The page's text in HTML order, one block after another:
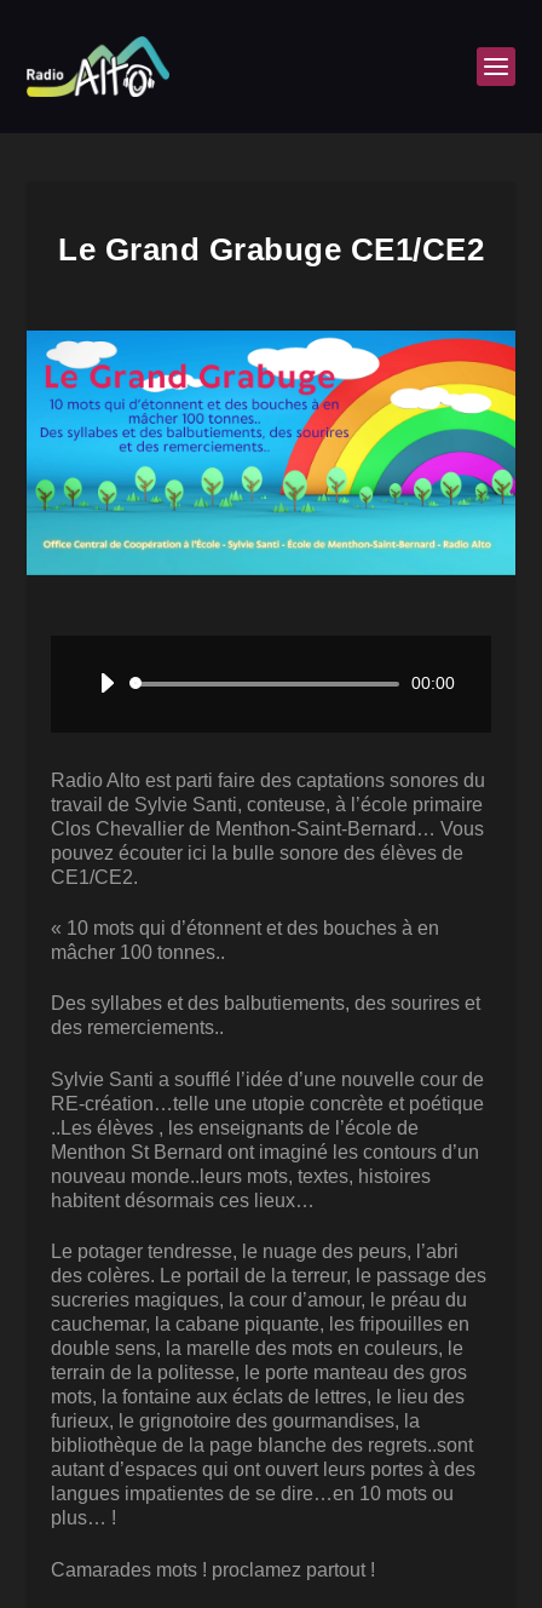
Le Grand Grabuge CE1/CE2
Lecteur
00:00
Radio Alto est parti faire des captations sonores du
travail de Sylvie Santi, conteuse, à l’école primaire
Clos Chevallier de Menthon-Saint-Bernard…Vous
pouvez écouter ici la bulle sonore des élèves de
CE1/CE2.
« 10 mots qui d’étonnent et des bouches à en
mâcher 100 tonnes..
Des syllabes et des balbutiements, des sourires et
des remerciements..
Sylvie Santi a soufflé l’idée d’une nouvelle cour de
RE-création…telle une utopie concrète et poétique
..Les élèves , les enseignants de l’école de
Menthon St Bernard ont imaginé les contours d’un
nouveau monde..leurs mots, textes, histoires
habitent désormais ces lieux…
Le potager tendresse, le nuage des peurs, l’abri
des colères. Le portail de la terreur, le passage des
sucreries magiques, la cour d’amour, le préau du
cauchemar, la cabane piquante, les fripouilles en
double sens, la marelle des mots en couleurs, le
terrain de la politesse, le porte manteau des gros
mots, la fontaine aux éclats de lettres, le lieu des
furieux, le grignotoire des gourmandises, la
bibliothèque de la page blanche des regrets..sont
autant d’espaces qui ont ouvert leurs portes à des
langues impatientes de se dire…en 10 mots ou
plus… !
Camarades mots ! proclamez partout !